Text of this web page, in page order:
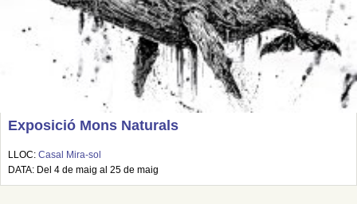
Exposició Mons Naturals
LLOC: Casal Mira-sol
DATA: Del 4 de maig al 25 de maig